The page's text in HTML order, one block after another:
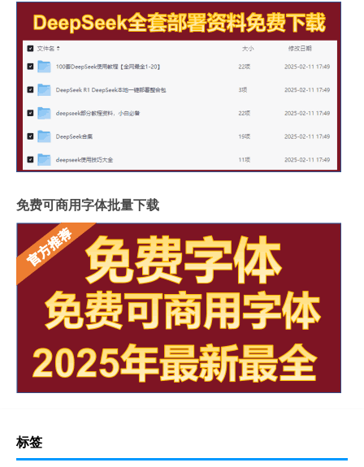
免费可商用字体批量下载
标签